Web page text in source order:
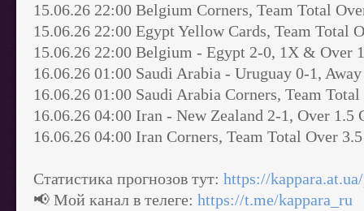
15.06.26 22:00 Belgium Corners, Team Total
15.06.26 22:00 Egypt Yellow Cards, Team Total
15.06.26 22:00 Belgium - Egypt 2-0, 1X &
16.06.26 01:00 Saudi Arabia - Uruguay 0-1,
16.06.26 01:00 Saudi Arabia Corners, Team
16.06.26 04:00 Iran - New Zealand 2-1, Over
16.06.26 04:00 Iran Corners, Team Total Over
Статистика прогнозов тут: https://
📢 Мой канал в телеге: https://t.me/kappara_ru